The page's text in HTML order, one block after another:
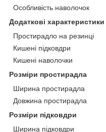
Особливість наволочок
Додаткові характеристики
Простирадло на резинці
Кишені підковдри
Кишені наволочки
Розміри простирадла
Ширина простирадла
Довжина простирадла
Розміри підковдри
Ширина підковдри